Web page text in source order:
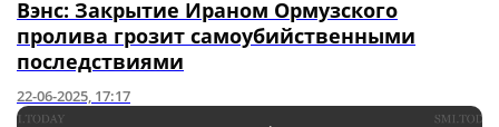
Вэнс: Закрытие Ираном Ормузского
пролива грозит самоубийственными
последствиями
22-06-2025, 17:17